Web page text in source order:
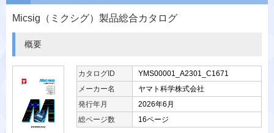
Micsig（ミクシグ）製品総合カタログ
概要
カタログID
YMS00001_A2301_C1671
メーカー名
ヤマト科学株式会社
発行年月
2026年6月
総ページ数
16ページ